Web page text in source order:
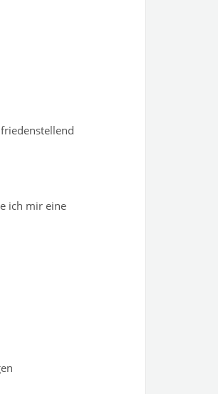
ich mir eine